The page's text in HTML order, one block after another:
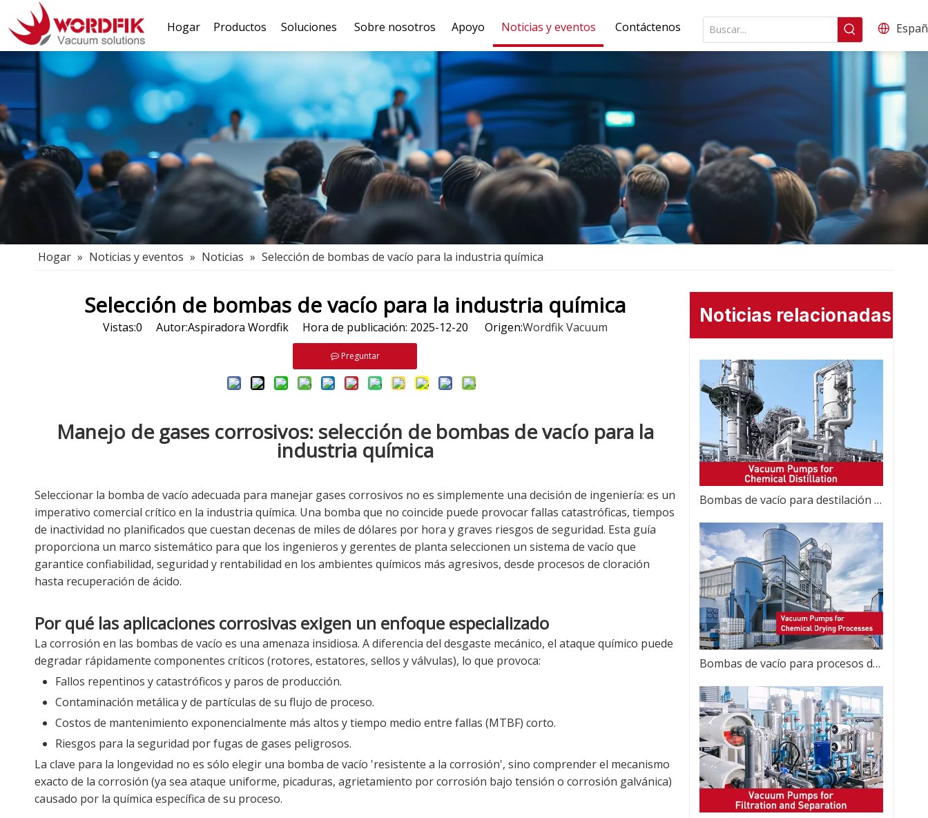
Hogar Productos Soluciones Sobre nosotros Apoyo Noticias y eventos Contáctenos
Hogar » Noticias y eventos » Noticias » Selección de bombas de vacío para la industria química
Selección de bombas de vacío para la industria química
Vistas:0 Autor:Aspiradora Wordfik Hora de publicación: 2025-12-20 Origen:Wordfik Vacuum
Preguntar
Manejo de gases corrosivos: selección de bombas de vacío para la
industria química
Seleccionar la bomba de vacío adecuada para manejar gases corrosivos no es simplemente una decisión de ingeniería: es un
imperativo comercial crítico en la industria química. Una bomba que no coincide puede provocar fallas catastróficas, tiempos
de inactividad no planificados que cuestan decenas de miles de dólares por hora y graves riesgos de seguridad. Esta guía
proporciona un marco sistemático para que los ingenieros y gerentes de planta seleccionen un sistema de vacío que
garantice confiabilidad, seguridad y rentabilidad en los ambientes químicos más agresivos, desde procesos de cloración
hasta recuperación de ácido.
Por qué las aplicaciones corrosivas exigen un enfoque especializado
La corrosión en las bombas de vacío es una amenaza insidiosa. A diferencia del desgaste mecánico, el ataque químico puede
degradar rápidamente componentes críticos (rotores, estatores, sellos y válvulas), lo que provoca:
Fallos repentinos y catastróficos y paros de producción.
Contaminación metálica y de partículas de su flujo de proceso.
Costos de mantenimiento exponencialmente más altos y tiempo medio entre fallas (MTBF) corto.
Riesgos para la seguridad por fugas de gases peligrosos.
La clave para la longevidad no es sólo elegir una bomba de vacío 'resistente a la corrosión', sino comprender el mecanismo
exacto de la corrosión (ya sea ataque uniforme, picaduras, agrietamiento por corrosión bajo tensión o corrosión galvánica)
causado por la química específica de su proceso.
Noticias relacionadas
Bombas de vacío para destilación química
Bombas de vacío para procesos de secado químico